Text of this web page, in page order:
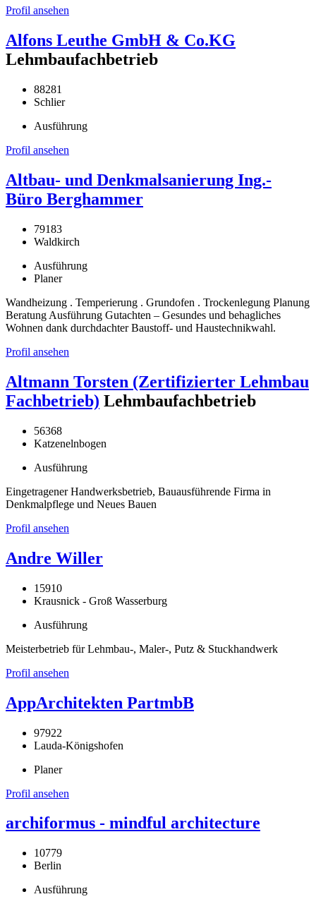
Profil ansehen
Alfons Leuthe GmbH & Co.KG
Lehmbaufachbetrieb
88281
Schlier
Ausführung
Profil ansehen
Altbau- und Denkmalsanierung Ing.-
Büro Berghammer
79183
Waldkirch
Ausführung
Planer
Wandheizung . Temperierung . Grundofen . Trockenlegung Planung
Beratung Ausführung Gutachten – Gesundes und behagliches
Wohnen dank durchdachter Baustoff- und Haustechnikwahl.
Profil ansehen
Altmann Torsten (Zertifizierter Lehmbau
Fachbetrieb) Lehmbaufachbetrieb
56368
Katzenelnbogen
Ausführung
Eingetragener Handwerksbetrieb, Bauausführende Firma in
Denkmalpflege und Neues Bauen
Profil ansehen
Andre Willer
15910
Krausnick - Groß Wasserburg
Ausführung
Meisterbetrieb für Lehmbau-, Maler-, Putz & Stuckhandwerk
Profil ansehen
AppArchitekten PartmbB
97922
Lauda-Königshofen
Planer
Profil ansehen
archiformus - mindful architecture
10779
Berlin
Ausführung